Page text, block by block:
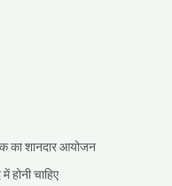
का शानदार आयोजन
होनी चाहिए